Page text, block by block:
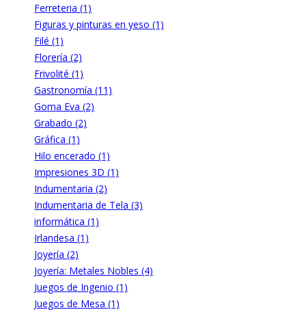
Ferreteria (1)
Figuras y pinturas en yeso (1)
Filé (1)
Florería (2)
Frivolité (1)
Gastronomía (11)
Goma Eva (2)
Grabado (2)
Gráfica (1)
Hilo encerado (1)
Impresiones 3D (1)
Indumentaria (2)
Indumentaria de Tela (3)
informática (1)
Irlandesa (1)
Joyería (2)
Joyería: Metales Nobles (4)
Juegos de Ingenio (1)
Juegos de Mesa (1)